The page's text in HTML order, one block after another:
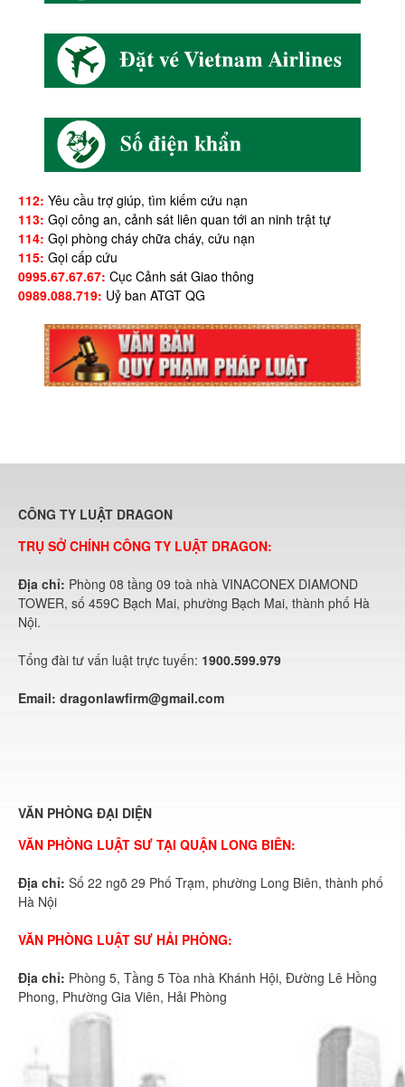
112: Yêu cầu trợ giúp, tìm kiếm cứu nạn
113: Gọi công an, cảnh sát liên quan tới an ninh trật tự
114: Gọi phòng cháy chữa cháy, cứu nạn
115: Gọi cấp cứu
0995.67.67.67: Cục Cảnh sát Giao thông
0989.088.719: Uỷ ban ATGT QG
CÔNG TY LUẬT DRAGON
TRỤ SỞ CHÍNH CÔNG TY LUẬT DRAGON:
Địa chỉ: Phòng 08 tầng 09 toà nhà VINACONEX DIAMOND
TOWER, số 459C Bạch Mai, phường Bạch Mai, thành phố Hà
Nội.
Tổng đài tư vấn luật trực tuyến: 1900.599.979
Email: dragonlawfirm@gmail.com
VĂN PHÒNG ĐẠI DIỆN
VĂN PHÒNG LUẬT SƯ TẠI QUẬN LONG BIÊN:
Địa chỉ: Số 22 ngõ 29 Phố Trạm, phường Long Biên, thành phố
Hà Nội
VĂN PHÒNG LUẬT SƯ HẢI PHÒNG:
Địa chỉ: Phòng 5, Tầng 5 Tòa nhà Khánh Hội, Đường Lê Hồng
Phong, Phường Gia Viên, Hải Phòng